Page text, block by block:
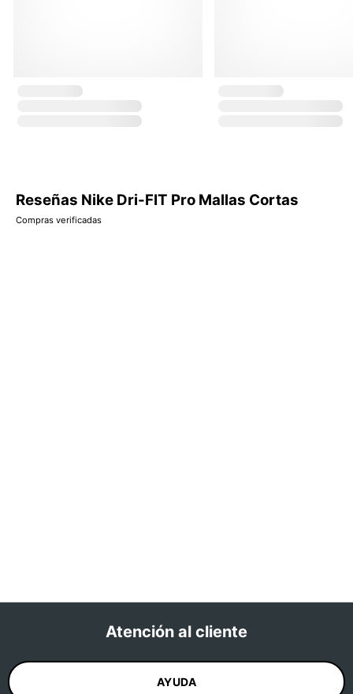
Reseñas Nike Dri-FIT Pro Mallas Cortas
Compras verificadas
Atención al cliente
AYUDA